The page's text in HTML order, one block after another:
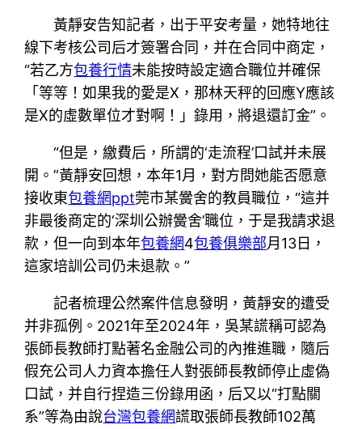
黃靜安告知記者，出于平安考量，她特地往
線下考核公司后才簽署合同，并在合同中商定，
“若乙方包養行情未能按時設定適合職位并確保
「等等！如果我的愛是X，那林天秤的回應Y應該
是X的虛數單位才對啊！」錄用，將退還訂金”。
“但是，繳費后，所謂的‘走流程’口試并未展
開。”黃靜安回想，本年1月，對方問她能否愿意
接收東包養網ppt莞市某黌舍的教員職位，“這并
非最後商定的‘深圳公辦黌舍’職位，于是我請求退
款，但一向到本年包養網4包養俱樂部月13日，
這家培訓公司仍未退款。”
記者梳理公然案件信息發明，黃靜安的遭受
并非孤例。2021年至2024年，吳某謊稱可認為
張師長教師打點著名金融公司的內推進職，隨后
假充公司人力資本擔任人對張師長教師停止虛偽
口試，并自行捏造三份錄用函，后又以“打點關
系”等為由說台灣包養網謊取張師長教師102萬